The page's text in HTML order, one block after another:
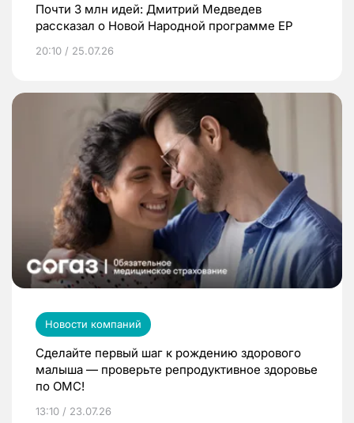
Почти 3 млн идей: Дмитрий Медведев
рассказал о Новой Народной программе ЕР
20:10 / 25.07.26
Новости компаний
Сделайте первый шаг к рождению здорового
малыша — проверьте репродуктивное здоровье
по ОМС!
13:10 / 23.07.26